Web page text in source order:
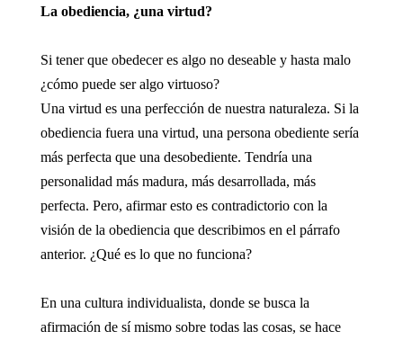
La obediencia, ¿una virtud?
Si tener que obedecer es algo no deseable y hasta malo
¿cómo puede ser algo virtuoso?
Una virtud es una perfección de nuestra naturaleza. Si la
obediencia fuera una virtud, una persona obediente sería
más perfecta que una desobediente. Tendría una
personalidad más madura, más desarrollada, más
perfecta. Pero, afirmar esto es contradictorio con la
visión de la obediencia que describimos en el párrafo
anterior. ¿Qué es lo que no funciona?
En una cultura individualista, donde se busca la
afirmación de sí mismo sobre todas las cosas, se hace